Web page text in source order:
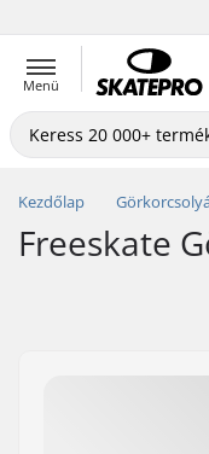
Menü
Kezdőlap
Freeskate